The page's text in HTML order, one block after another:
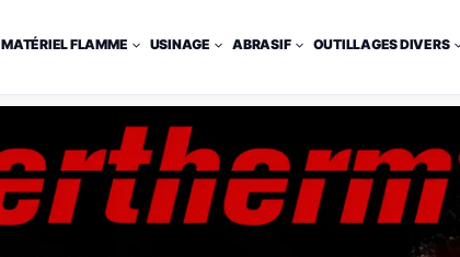
MATÉRIEL FLAMME USINAGE ABRASIF OUTILLAGES DIVERS